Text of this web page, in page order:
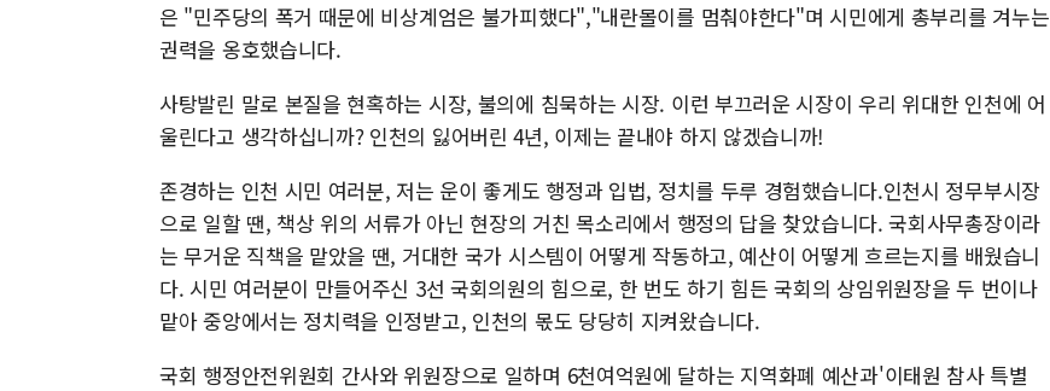
은 "민주당의 폭거 때문에 비상계엄은 불가피했다","내란몰이를 멈춰야한다"며 시민에게 총부리를 겨누는
권력을 옹호했습니다.
사탕발린 말로 본질을 현혹하는 시장, 불의에 침묵하는 시장. 이런 부끄러운 시장이 우리 위대한 인천에 어
울린다고 생각하십니까? 인천의 잃어버린 4년, 이제는 끝내야 하지 않겠습니까!
존경하는 인천 시민 여러분, 저는 운이 좋게도 행정과 입법, 정치를 두루 경험했습니다.인천시 정무부시장
으로 일할 땐, 책상 위의 서류가 아닌 현장의 거친 목소리에서 행정의 답을 찾았습니다. 국회사무총장이라
는 무거운 직책을 맡았을 땐, 거대한 국가 시스템이 어떻게 작동하고, 예산이 어떻게 흐르는지를 배웠습니
다. 시민 여러분이 만들어주신 3선 국회의원의 힘으로, 한 번도 하기 힘든 국회의 상임위원장을 두 번이나
맡아 중앙에서는 정치력을 인정받고, 인천의 몫도 당당히 지켜왔습니다.
국회 행정안전위원회 간사와 위원장으로 일하며 6천여억원에 달하는 지역화폐 예산과'이태원 참사 특별